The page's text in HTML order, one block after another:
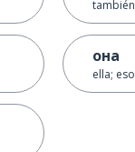
también
она
ella; eso